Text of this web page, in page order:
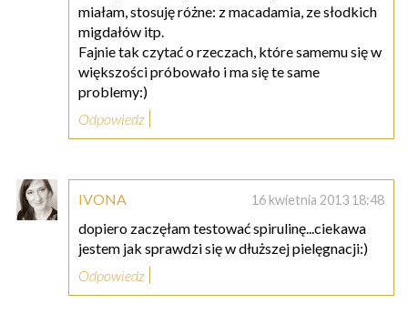
miałam, stosuję różne: z macadamia, ze słodkich
migdałów itp.
Fajnie tak czytać o rzeczach, które samemu się w
większości próbowało i ma się te same
problemy:)
Odpowiedz
IVONA 16 kwietnia 2013 18:48
dopiero zaczęłam testować spirulinę...ciekawa
jestem jak sprawdzi się w dłuższej pielęgnacji:)
Odpowiedz